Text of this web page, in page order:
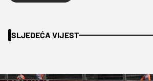
SLJEDEĆA VIJEST